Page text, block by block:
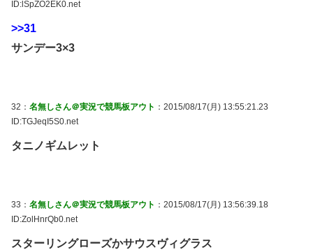
ID:lSpZO2EK0.net
>>31
サンデー3×3
32： 名無しさん＠実況で競馬板アウト ：2015/08/17(月) 13:55:21.23
ID:TGJeqI5S0.net
タニノギムレット
33： 名無しさん＠実況で競馬板アウト ：2015/08/17(月) 13:56:39.18
ID:ZolHnrQb0.net
スターリングローズかサウスヴィグラス